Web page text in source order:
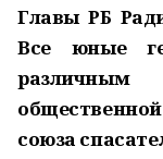
Главы РБ
Все юные
различным
союза